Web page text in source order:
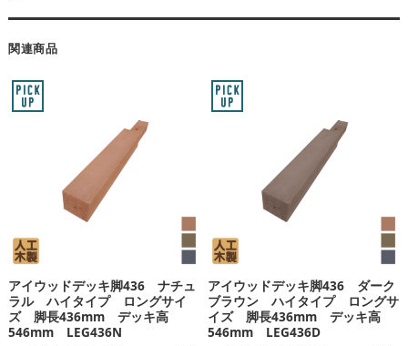
関連商品
アイウッドデッキ脚436 ナチュ
ラル ハイタイプ ロングサイ
ズ 脚長436mm デッキ高
546mm LEG436N
アイウッドデッキ脚436 ダーク
ブラウン ハイタイプ ロングサ
イズ 脚長436mm デッキ高
546mm LEG436D